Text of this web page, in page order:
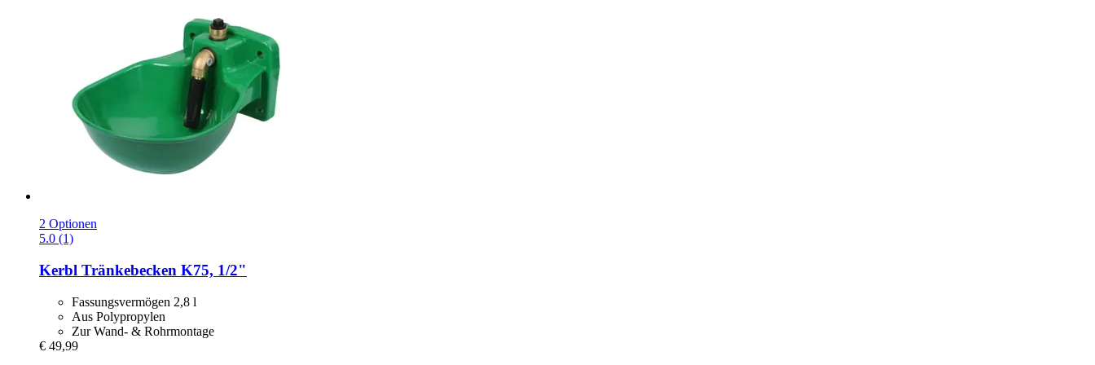
2 Optionen
5.0 (1)
Kerbl Tränkebecken K75, 1/2"
Fassungsvermögen 2,8 l
Aus Polypropylen
Zur Wand- & Rohrmontage
€ 49,99